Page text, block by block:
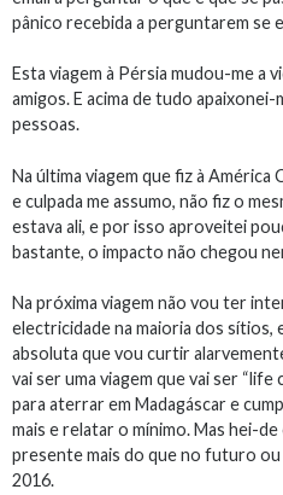
pânico recebida a perguntarem se
Esta viagem à Pérsia mudou-me a
amigos. E acima de tudo
pessoas.
Na última viagem que fiz à
e culpada me assumo, não fiz o
estava ali, e por isso aproveitei
bastante, o impacto não chegou
Na próxima viagem não vou ter
electricidade na maioria dos sítios,
absoluta que vou curtir
vai ser uma viagem que vai ser “life
para aterrar em Madagáscar e
mais e relatar o mínimo. Mas hei-
presente mais do que no futuro
2016.